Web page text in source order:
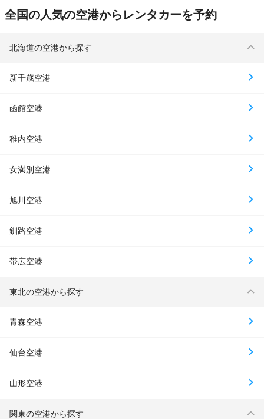
全国の人気の空港からレンタカーを予約
北海道の空港から探す
新千歳空港
函館空港
稚内空港
女満別空港
旭川空港
釧路空港
帯広空港
東北の空港から探す
青森空港
仙台空港
山形空港
関東の空港から探す